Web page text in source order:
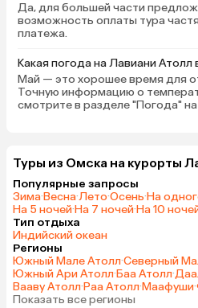
Да, для большей части
возможность оплаты тура
платежа.
Какая погода на Лавиани Атолл
Май — это хорошее время для
Точную информацию о
смотрите в разделе "Погода"
Туры из Омска на курорты
Популярные запросы
Зима·Весна·Лето·Осень·На
На 5 ночей·На 7 ночей·На 10
Тип отдыха
Индийский океан
Регионы
Южный Мале Атолл·Северный
Южный Ари Атолл·Баа Атолл·
Вааву Атолл·Раа Атолл·Маафуши·
Показать все регионы